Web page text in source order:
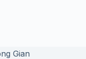
Gian